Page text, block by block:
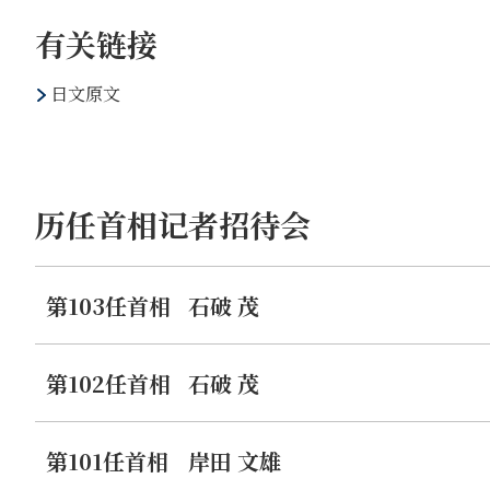
個機會，最重要的是實現超過物價上漲的加薪。首先，在
的加薪。關鍵在於中小企業的加薪。對此，我們將透過擴
持。接著，今年6月，我們將進行約3.5兆日元規模的所得
發展組織）中領先的瑞典相同的水平，並決定大幅擴充育
第三是外交。我受邀以國賓身份訪問美國，透過此行展
作。我們將與中國開展包括首腦對話在內的交流，致力於
下，我們將在本年度舉辦的太平洋島國峰會、將在老撾舉
會議）等活動中，展開基於日本立場的戰略性和細緻的首
眉睫的任務。我們還將努力加強安全審查和網絡安全。
我們還將最大限度地推進實現憲法改革。作為自民黨總裁
有关链接
日文原文
历任首相记者招待会
第103任首相 石破 茂
第102任首相 石破 茂
第101任首相
岸田 文雄